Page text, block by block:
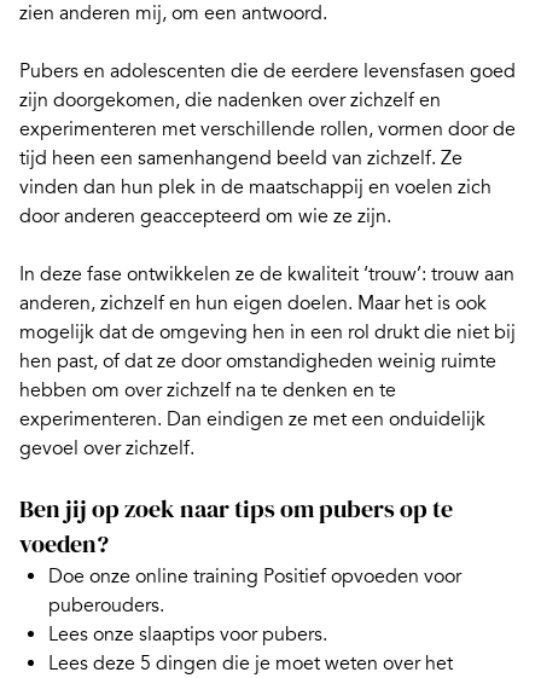
zien anderen mij, om een antwoord.
Pubers en adolescenten die de eerdere levensfasen goed
zijn doorgekomen, die nadenken over zichzelf en
experimenteren met verschillende rollen, vormen door de
tijd heen een samenhangend beeld van zichzelf. Ze
vinden dan hun plek in de maatschappij en voelen zich
door anderen geaccepteerd om wie ze zijn.
In deze fase ontwikkelen ze de kwaliteit ‘trouw’: trouw aan
anderen, zichzelf en hun eigen doelen. Maar het is ook
mogelijk dat de omgeving hen in een rol drukt die niet bij
hen past, of dat ze door omstandigheden weinig ruimte
hebben om over zichzelf na te denken en te
experimenteren. Dan eindigen ze met een onduidelijk
gevoel over zichzelf.
Ben jij op zoek naar tips om pubers op te
voeden?
Doe onze online training Positief opvoeden voor
puberouders.
Lees onze slaaptips voor pubers.
Lees deze 5 dingen die je moet weten over het